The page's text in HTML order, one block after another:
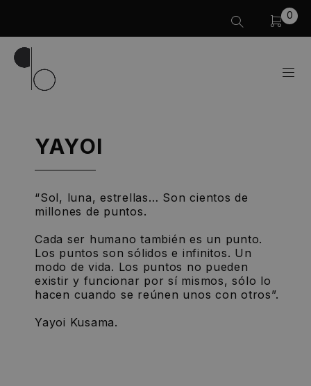
0
YAYOI
“Sol, luna, estrellas… Son cientos de
millones de puntos.
Cada ser humano también es un punto.
Los puntos son sólidos e infinitos. Un
modo de vida. Los puntos no pueden
existir y funcionar por sí mismos, sólo lo
hacen cuando se reúnen unos con otros”.
Yayoi Kusama.